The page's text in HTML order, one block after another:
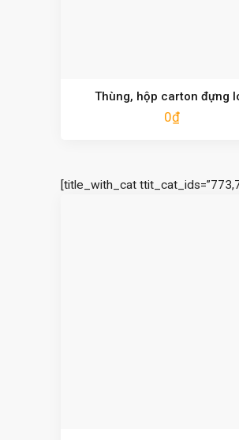
Thùng, hộp carton đựng
0₫
[title_with_cat